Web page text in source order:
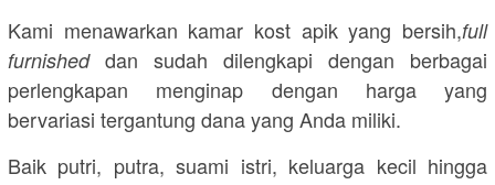
Kami menawarkan kamar kost apik yang bersih,full
furnished dan sudah dilengkapi dengan berbagai
perlengkapan menginap dengan harga yang
bervariasi tergantung dana yang Anda miliki.
Baik putri, putra, suami istri, keluarga kecil hingga